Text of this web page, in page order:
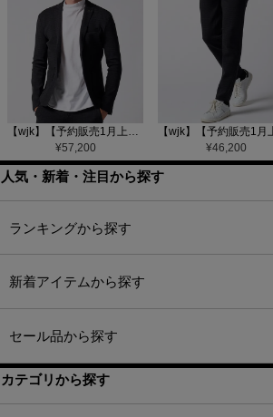
【wjk】【予約販売1月上旬～中旬入荷】function knit jacket(jacquard check) ニットジャケット(207 mw08j)
¥57,200
¥46,200
人気・新着・注目から探す
ランキングから探す
新着アイテムから探す
セール品から探す
カテゴリから探す